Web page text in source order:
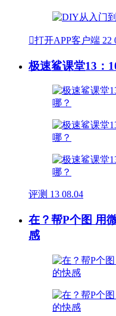
打开APP客户端 22
极速鲨课堂13：
评测 13 08.04
在？帮P个图 用
感